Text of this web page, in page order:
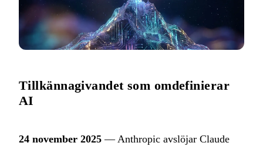
Tillkännagivandet som omdefinierar
AI
24 november 2025 — Anthropic avslöjar Claude